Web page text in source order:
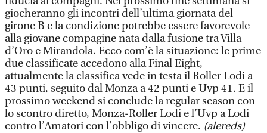
giocheranno gli incontri dell’ultima giornata del
girone B e la condizione potrebbe essere favorevole
alla giovane compagine nata dalla fusione tra Villa
d’Oro e Mirandola. Ecco com’è la situazione: le prime
due classificate accedono alla Final Eight,
attualmente la classifica vede in testa il Roller Lodi a
43 punti, seguito dal Monza a 42 punti e Uvp 41. E il
prossimo weekend si conclude la regular season con
lo scontro diretto, Monza-Roller Lodi e l’Uvp a Lodi
contro l’Amatori con l’obbligo di vincere. (alereds)